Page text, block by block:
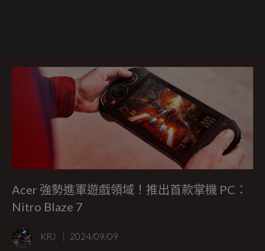
Acer 強勢進軍遊戲領域！推出首款掌機 PC：
Nitro Blaze 7
KRJ 2024/09/09